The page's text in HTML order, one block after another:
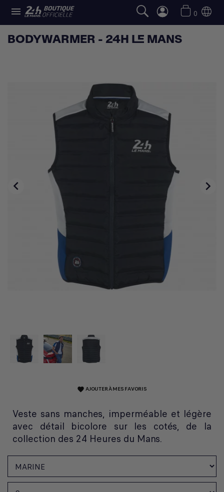
 0
BODYWARMER - 24H LE MANS
 
favorite AJOUTER À MES FAVORIS
Veste sans manches, imperméable et légère
avec détail bicolore sur les cotés, de la
collection des 24 Heures du Mans.